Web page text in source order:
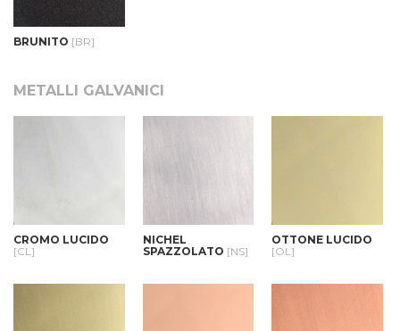
BRUNITO [BR]
METALLI GALVANICI
CROMO LUCIDO
[CL]
NICHEL
SPAZZOLATO [NS]
OTTONE LUCIDO
[OL]